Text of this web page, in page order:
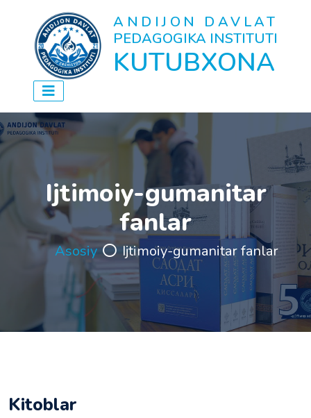
ANDIJON DAVLAT
PEDAGOGIKA INSTITUTI
KUTUBXONA
Ijtimoiy-gumanitar
fanlar
Asosiy Ijtimoiy-gumanitar fanlar
Kitoblar